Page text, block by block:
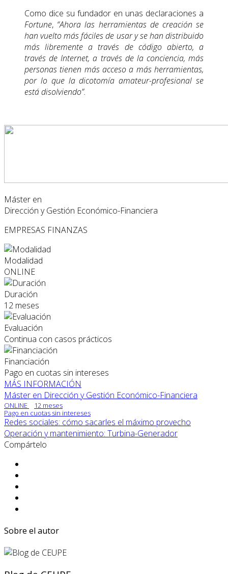
Como dice su fundador en unas declaraciones a
Fortune, “Ahora las herramientas de creación se
han vuelto más fáciles de usar y se han distribuido
más libremente a través de código abierto, a
través de Internet, a través de la conciencia, más
personas tienen más acceso a más herramientas,
por lo que la dicotomía amateur-profesional se
está disolviendo”.
Máster en
Dirección y Gestión Económico-Financiera
EMPRESAS FINANZAS
Modalidad
ONLINE
Duración
12 meses
Evaluación
Continua con casos prácticos
Financiación
Pago en cuotas sin intereses
MÁS INFORMACIÓN
Máster en Dirección y Gestión Económico-Financiera
ONLINE
12 meses
Pago en cuotas sin intereses
Redes sociales: cómo sacarles el máximo provecho
Operación y mantenimiento: Turbina-Generador
Compártelo
Sobre el autor